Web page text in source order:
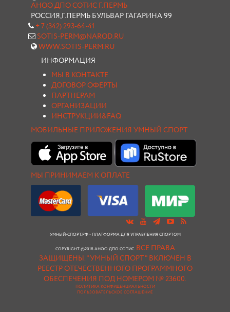
АНОО ДПО СОТИС Г.ПЕРМЬ
РОССИЯ,Г.ПЕРМЬ БУЛЬВАР ГАГАРИНА 99
+ 7 (342) 293-64-41
SOTIS-PERM@NAROD.RU
WWW.SOTIS-PERM.RU
ИНФОРМАЦИЯ
МЫ В КОНТАКТЕ
ДОГОВОР ОФЕРТЫ
ПАРТНЕРАМ
ОРГАНИЗАЦИИ
ИНСТРУКЦИИ&FAQ
МОБИЛЬНЫЕ ПРИЛОЖЕНИЯ УМНЫЙ СПОРТ
МЫ ПРИНИМАЕМ К ОПЛАТЕ
УМНЫЙ-СПОРТ.РФ - ПЛАТФОРМА ДЛЯ УПРАВЛЕНИЯ СПОРТОМ
COPYRIGHT ©2018 АНОО ДПО СОТИС. ВСЕ ПРАВА
ЗАЩИЩЕНЫ."УМНЫЙ СПОРТ " ВКЛЮЧЕН В
РЕЕСТР ОТЕЧЕСТВЕННОГО ПРОГРАММНОГО
ОБЕСПЕЧЕНИЯ ПОД НОМЕРОМ № 23600.
ПОЛИТИКА КОНФИДЕНЦИАЛЬНОСТИ
ПОЛЬЗОВАТЕЛЬСКОЕ СОГЛАШЕНИЕ